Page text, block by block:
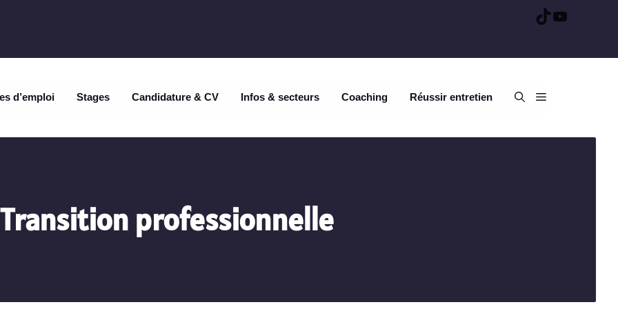
TikTokYouTube
d’emploi Stages Candidature & CV Infos & secteurs Coaching Réussir entretien
Transition professionnelle